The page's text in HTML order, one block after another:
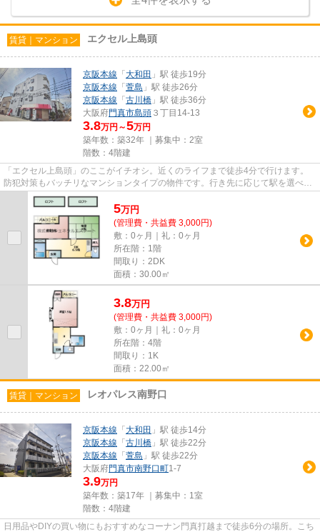
賃貸｜マンション エクセル上島頭
京阪本線 「 大和田 」駅 徒歩19分
京阪本線 「 萱島 」駅 徒歩26分
京阪本線 「 古川橋 」駅 徒歩36分
大阪府門真市島頭 ３丁目14-13
3.8万円～5万円
築年数：築32年 ｜募集中： 2室
階数：4階建
「エクセル上島頭」のここがイチオシ。近くのライフまで徒歩4分で行けます。
防犯対策もバッチリなマンションタイプの物件です。行き先に応じて駅を選べる
2駅利用可能な物件です。賃貸...
5万円
(管理費・共益費 3,000円)
敷：0ヶ月｜礼：0ヶ月
所在階：1階
間取り：2DK
面積：30.00㎡
3.8万円
(管理費・共益費 3,000円)
敷：0ヶ月｜礼：0ヶ月
所在階：4階
間取り：1K
面積：22.00㎡
賃貸｜マンション レオパレス南野口
京阪本線 「 大和田 」駅 徒歩14分
京阪本線 「 古川橋 」駅 徒歩22分
京阪本線 「 萱島 」駅 徒歩22分
大阪府門真市南野口町1-7
3.9万円
築年数：築17年 ｜募集中： 1室
階数：4階建
日用品やDIYの買い物にもおすすめなコーナン門真打越まで徒歩6分の場所。こち